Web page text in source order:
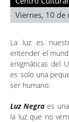
Viernes, 10
La luz es
entender el
enigmáticas del
es solo una
ser humano.
Luz Negraes una
la luz que no